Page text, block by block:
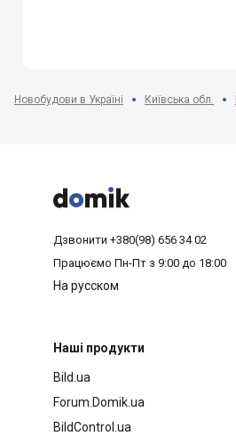
Новобудови в Україні Київська обл.



Дзвонити +380(98) 656 34 02
Працюємо Пн-Пт з 9:00 до 18:00
На русском
Наші продукти
Bild.ua
Forum.Domik.ua
BildControl.ua